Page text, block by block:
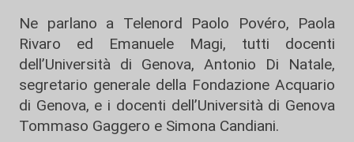
Ne parlano a Telenord Paolo Povéro, Paola
Rivaro ed Emanuele Magi, tutti docenti
dell’Università di Genova, Antonio Di Natale,
segretario generale della Fondazione Acquario
di Genova, e i docenti dell’Università di Genova
Tommaso Gaggero e Simona Candiani.